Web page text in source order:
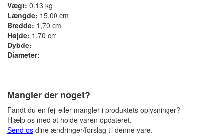
Vægt: 0.13 kg
Længde: 15,00 cm
Bredde: 1,70 cm
Højde: 1,70 cm
Dybde:
Diameter:
Mangler der noget?
Fandt du en fejl eller mangler i produktets oplysninger?
Hjælp os med at holde varen opdateret.
Send os dine ændringer/forslag til denne vare.